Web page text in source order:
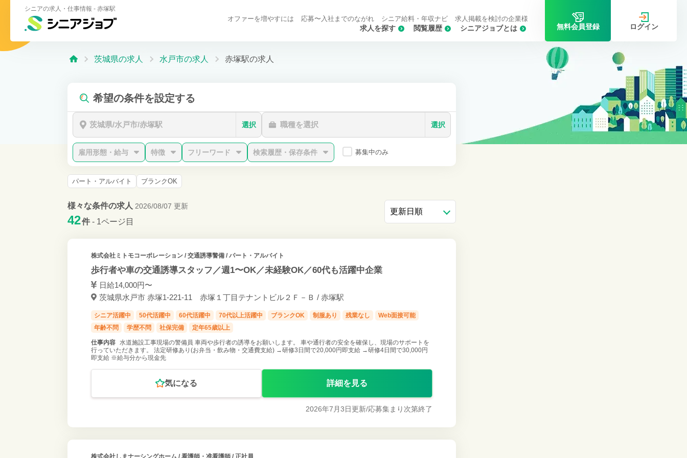
シニアの求人・仕事情報 - 赤塚駅
求人を探す シニアジョブとは
閲覧履歴
オファーを増やすには 応募〜入社までのながれ シニア給料・年収ナビ 求人掲載を検討の企業様
無料会員登録 ログイン
茨城県の求人 水戸市の求人 赤塚駅の求人
希望の条件を設定する
茨城県/水戸市/赤塚駅 選択 職種を選択 選択
雇用形態・給与 特徴 フリーワード 検索履歴・保存条件 募集中のみ
パート・アルバイト ブランクOK
様々な条件の求人 2026/08/07 更新
42件 - 1ページ目
株式会社ミトモコーポレーション/ 交通誘導警備 / パート・アルバイト
歩行者や車の交通誘導スタッフ／週1〜OK／未経験OK／60代も活躍中企業
日給14,000円〜
茨城県水戸市 赤塚1-221-11 赤塚１丁目テナントビル２Ｆ－Ｂ / 赤塚駅
シニア活躍中 50代活躍中 60代活躍中 70代以上活躍中 ブランクOK 制服あり 残業なし
Web面接可能
年齢不問
学歴不問 社保完備 定年65歳以上
仕事内容
水道施設工事現場の警備員 車両や歩行者の誘導をお願いします。 車や通行者の安全を確保し、現場のサポートを
行っていただきます。 法定研修あり(お弁当・飲み物・交通費支給) →研修3日間で20,000円即支給 →研修4日間で30,000円
即支給 ※給与分から現金先
気になる 詳細を見る
2026年7月3日更新/応募集まり次第終了
株式会社しまナーシングホーム / 看護師・准看護師 / 正社員